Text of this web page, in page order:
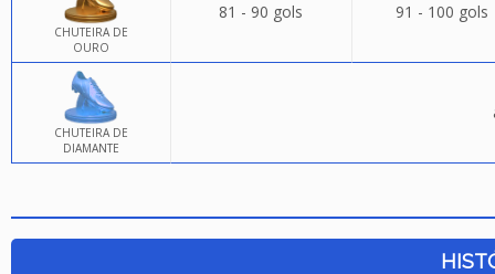
CHUTEIRA DE
OURO
81 - 90 gols 91 - 100 gols
CHUTEIRA DE
DIAMANTE